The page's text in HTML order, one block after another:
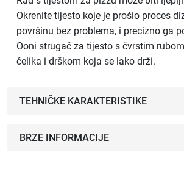
Okrenite tijesto koje je prošlo proces
površinu bez problema, i precizno ga
Ooni strugač za tijesto s čvrstim
čelika i drškom koja se lako drži.
TEHNIČKE KARAKTERISTIKE
BRZE INFORMACIJE